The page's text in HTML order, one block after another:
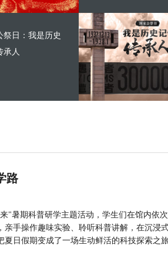
祭日：我是历史
承人
路
"暑期科普研学主题活动，学生们在馆内依
亲手操作趣味实验、聆听科普讲解，在沉浸
夏日假期变成了一场生动鲜活的科技探索之旅